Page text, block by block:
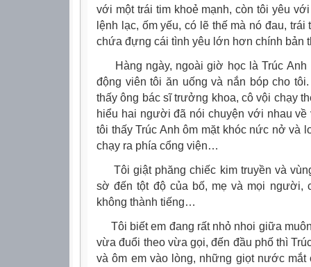
với một trái tim khoẻ mạnh, còn tôi yêu
lệnh lạc, ốm yếu, có lẽ thế mà nó đau,
chứa đựng cái tình yêu lớn hơn chính bản
Hàng ngày, ngoài giờ học là Trúc Anh
động viên tôi ăn uống và nắn bóp cho
thấy ông bác sĩ trưởng khoa, cô vội chạy
hiểu hai người đã nói chuyện với nhau về
tôi thấy Trúc Anh ôm mặt khóc nức nở và
chạy ra phía cổng viện…
Tôi giật phăng chiếc kim truyền và
sờ đến tột độ của bố, mẹ và mọi người,
không thành tiếng…
Tôi biết em đang rất nhỏ nhoi giữa
vừa đuổi theo vừa gọi, đến đầu phố thì
và ôm em vào lòng, những giọt nước